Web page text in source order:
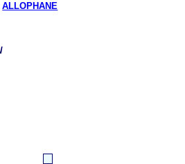
ALLOPHANE